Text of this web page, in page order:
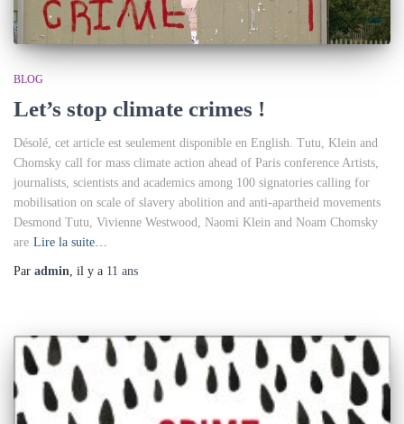
BLOG
Let’s stop climate crimes !
Désolé, cet article est seulement disponible en English. Tutu, Klein and
Chomsky call for mass climate action ahead of Paris conference Artists,
journalists, scientists and academics among 100 signatories calling for
mobilisation on scale of slavery abolition and anti-apartheid movements
Desmond Tutu, Vivienne Westwood, Naomi Klein and Noam Chomsky
are Lire la suite…
Par admin , il y a 11 ans